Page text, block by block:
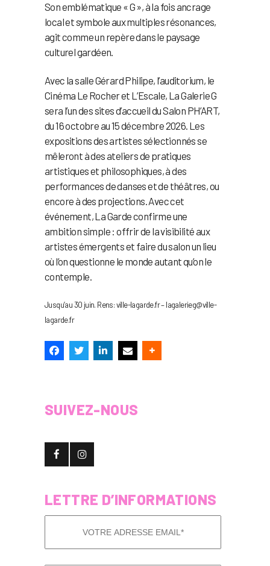
Son emblématique « G », à la fois ancrage
local et symbole aux multiples résonances,
agit comme un repère dans le paysage
culturel gardéen.
Avec la salle Gérard Philipe, l’auditorium, le
Cinéma Le Rocher et L’Escale, La Galerie G
sera l’un des sites d’accueil du Salon PH’ART,
du 16 octobre au 15 décembre 2026. Les
expositions des artistes sélectionnés se
mêleront à des ateliers de pratiques
artistiques et philosophiques, à des
performances de danses et de théâtres, ou
encore à des projections. Avec cet
événement, La Garde confirme une
ambition simple : offrir de la visibilité aux
artistes émergents et faire du salon un lieu
où l’on questionne le monde autant qu’on le
contemple.
Jusqu’au 30 juin. Rens: ville-lagarde.fr – lagalerieg@ville-
lagarde.fr
SUIVEZ-NOUS
LETTRE D’INFORMATIONS